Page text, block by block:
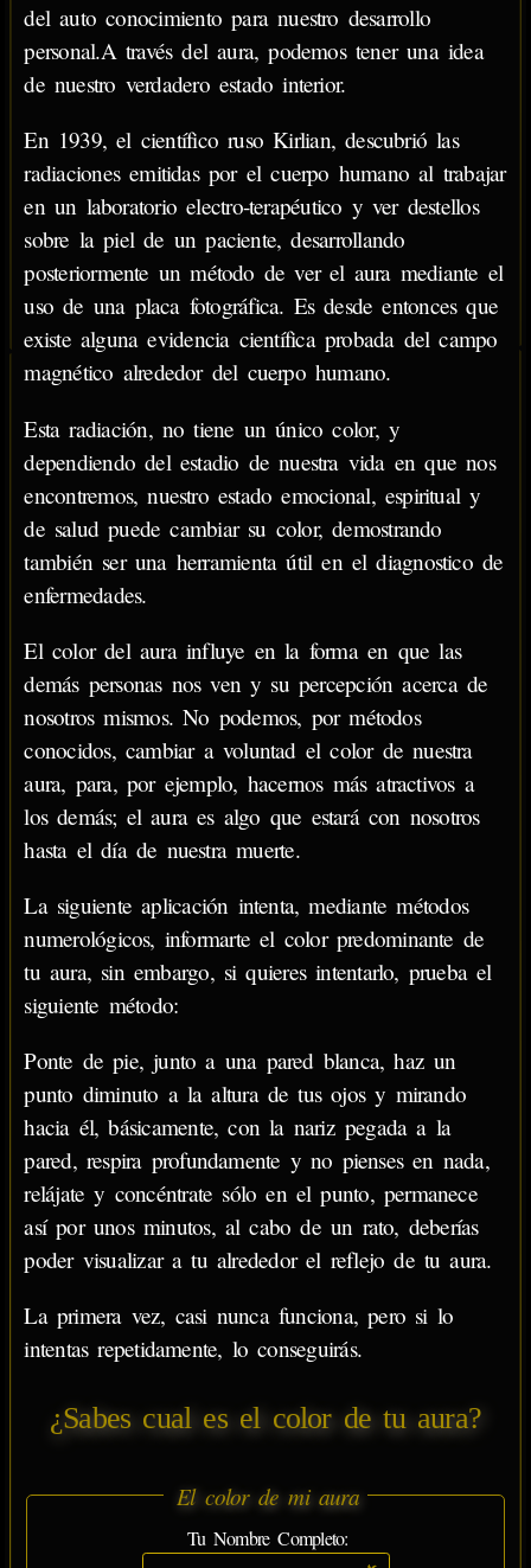
del auto conocimiento para nuestro desarrollo
personal.A través del aura, podemos tener una idea
de nuestro verdadero estado interior.
En 1939, el científico ruso Kirlian, descubrió las
radiaciones emitidas por el cuerpo humano al trabajar
en un laboratorio electro-terapéutico y ver destellos
sobre la piel de un paciente, desarrollando
posteriormente un método de ver el aura mediante el
uso de una placa fotográfica. Es desde entonces que
existe alguna evidencia científica probada del campo
magnético alrededor del cuerpo humano.
Esta radiación, no tiene un único color, y
dependiendo del estadio de nuestra vida en que nos
encontremos, nuestro estado emocional, espiritual y
de salud puede cambiar su color, demostrando
también ser una herramienta útil en el diagnostico de
enfermedades.
El color del aura influye en la forma en que las
demás personas nos ven y su percepción acerca de
nosotros mismos. No podemos, por métodos
conocidos, cambiar a voluntad el color de nuestra
aura, para, por ejemplo, hacernos más atractivos a
los demás; el aura es algo que estará con nosotros
hasta el día de nuestra muerte.
La siguiente aplicación intenta, mediante métodos
numerológicos, informarte el color predominante de
tu aura, sin embargo, si quieres intentarlo, prueba el
siguiente método:
Ponte de pie, junto a una pared blanca, haz un
punto diminuto a la altura de tus ojos y mirando
hacia él, básicamente, con la nariz pegada a la
pared, respira profundamente y no pienses en nada,
relájate y concéntrate sólo en el punto, permanece
así por unos minutos, al cabo de un rato, deberías
poder visualizar a tu alrededor el reflejo de tu aura.
La primera vez, casi nunca funciona, pero si lo
intentas repetidamente, lo conseguirás.
¿Sabes cual es el color de tu aura?
El color de mi aura
Tu Nombre Completo: